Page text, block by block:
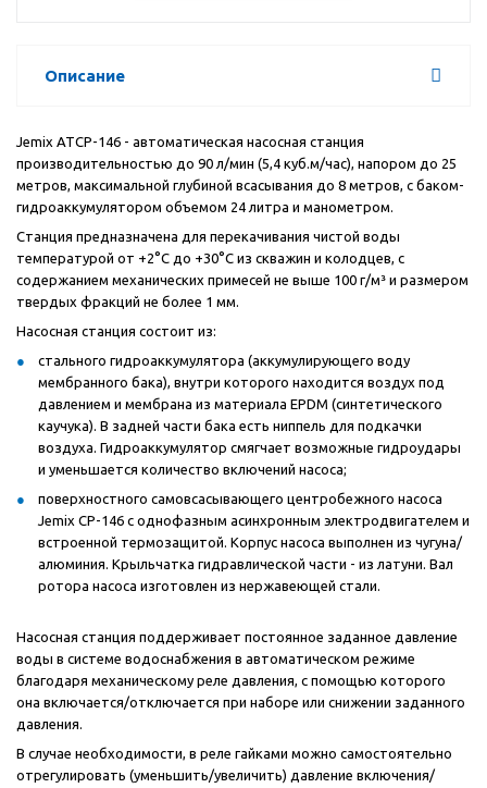
Описание
Jemix ATCP-146 - автоматическая насосная станция
производительностью до 90 л/мин (5,4 куб.м/час), напором до 25
метров, максимальной глубиной всасывания до 8 метров, с баком-
гидроаккумулятором объемом 24 литра и манометром.
Станция предназначена для перекачивания чистой воды
температурой от +2°С до +30°С из скважин и колодцев, с
содержанием механических примесей не выше 100 г/м³ и размером
твердых фракций не более 1 мм.
Насосная станция состоит из:
стального гидроаккумулятора (аккумулирующего воду
мембранного бака), внутри которого находится воздух под
давлением и мембрана из материала EPDM (синтетического
каучука). В задней части бака есть ниппель для подкачки
воздуха. Гидроаккумулятор смягчает возможные гидроудары
и уменьшается количество включений насоса;
поверхностного самовсасывающего центробежного насоса
Jemix CP-146 с однофазным асинхронным электродвигателем и
встроенной термозащитой. Корпус насоса выполнен из чугуна/
алюминия. Крыльчатка гидравлической части - из латуни. Вал
ротора насоса изготовлен из нержавеющей стали.
Насосная станция поддерживает постоянное заданное давление
воды в системе водоснабжения в автоматическом режиме
благодаря механическому реле давления, с помощью которого
она включается/отключается при наборе или снижении заданного
давления.
В случае необходимости, в реле гайками можно самостоятельно
отрегулировать (уменьшить/увеличить) давление включения/